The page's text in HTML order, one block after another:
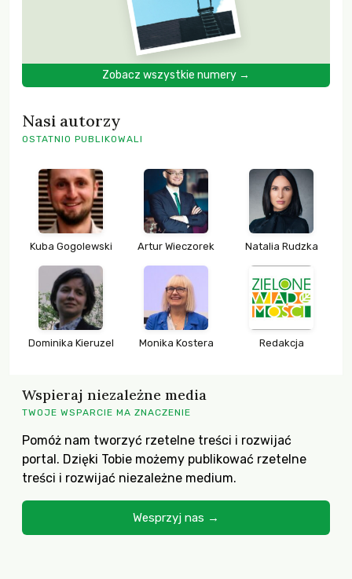
Zobacz wszystkie numery →
Nasi autorzy
OSTATNIO PUBLIKOWALI
Kuba Gogolewski Artur Wieczorek Natalia Rudzka
Dominika Kieruzel Monika Kostera Redakcja
Wspieraj niezależne media
TWOJE WSPARCIE MA ZNACZENIE
Pomóż nam tworzyć rzetelne treści i rozwijać
portal. Dzięki Tobie możemy publikować rzetelne
treści i rozwijać niezależne medium.
Wesprzyj nas →